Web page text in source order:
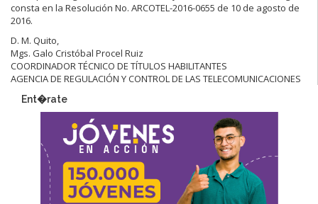
consta en la Resolución No. ARCOTEL-2016-0655 de 10 de agosto de
2016.
D. M. Quito,
Mgs. Galo Cristóbal Procel Ruiz
COORDINADOR TÉCNICO DE TÍTULOS HABILITANTES
AGENCIA DE REGULACIÓN Y CONTROL DE LAS TELECOMUNICACIONES
Ent�rate